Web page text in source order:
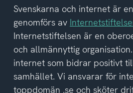
del
av
integritetspolicyn
Svenskarna och internet är
genomförs av
Internetstiftelsen är en
och allmännyttig
internet som bidrar positivt
samhället. Vi ansvarar för
toppdomän .se och sköter